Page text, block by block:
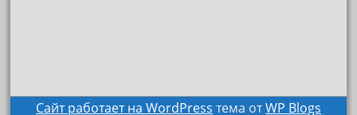
Сайт работает на WordPress тема отWP Blogs